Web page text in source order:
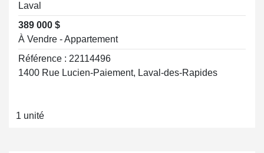
Laval
389 000 $
À Vendre - Appartement
Référence : 22114496
1400 Rue Lucien-Paiement, Laval-des-Rapides
1 unité